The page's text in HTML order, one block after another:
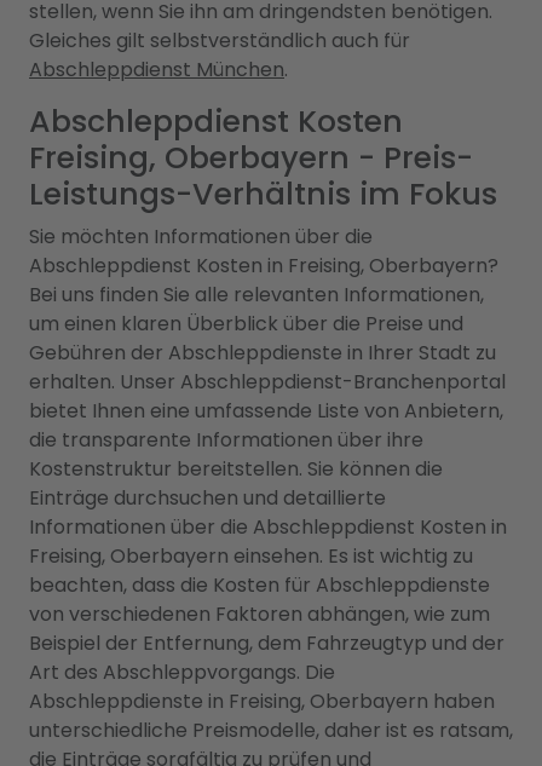
stellen, wenn Sie ihn am dringendsten benötigen.
Gleiches gilt selbstverständlich auch für
Abschleppdienst München.
Abschleppdienst Kosten
Freising, Oberbayern - Preis-
Leistungs-Verhältnis im Fokus
Sie möchten Informationen über die
Abschleppdienst Kosten in Freising, Oberbayern?
Bei uns finden Sie alle relevanten Informationen,
um einen klaren Überblick über die Preise und
Gebühren der Abschleppdienste in Ihrer Stadt zu
erhalten. Unser Abschleppdienst-Branchenportal
bietet Ihnen eine umfassende Liste von Anbietern,
die transparente Informationen über ihre
Kostenstruktur bereitstellen. Sie können die
Einträge durchsuchen und detaillierte
Informationen über die Abschleppdienst Kosten in
Freising, Oberbayern einsehen. Es ist wichtig zu
beachten, dass die Kosten für Abschleppdienste
von verschiedenen Faktoren abhängen, wie zum
Beispiel der Entfernung, dem Fahrzeugtyp und der
Art des Abschleppvorgangs. Die
Abschleppdienste in Freising, Oberbayern haben
unterschiedliche Preismodelle, daher ist es ratsam,
die Einträge sorgfältig zu prüfen und